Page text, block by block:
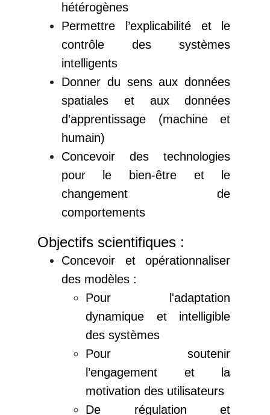
hétérogènes
Permettre l’explicabilité et le
contrôle des systèmes
intelligents
Donner du sens aux données
spatiales et aux données
d’apprentissage (machine et
humain)
Concevoir des technologies
pour le bien-être et le
changement de
comportements
Objectifs scientifiques :
Concevoir et opérationnaliser
des modèles :
Pour l'adaptation
dynamique et intelligible
des systèmes
Pour soutenir
l’engagement et la
motivation des utilisateurs
De régulation et